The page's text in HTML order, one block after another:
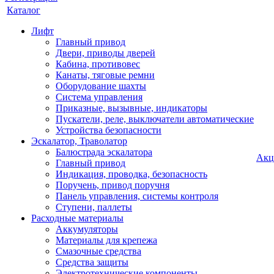
Каталог
Лифт
Главный привод
Двери, приводы дверей
Кабина, противовес
Канаты, тяговые ремни
Оборудование шахты
Система управления
Приказные, вызывные, индикаторы
Пускатели, реле, выключатели автоматические
Устройства безопасности
Эскалатор, Траволатор
Балюстрада эскалатора
Главный привод
Индикация, проводка, безопасность
Поручень, привод поручня
Панель управления, системы контроля
Ступени, паллеты
Расходные материалы
Аккумуляторы
Материалы для крепежа
Смазочные средства
Средства защиты